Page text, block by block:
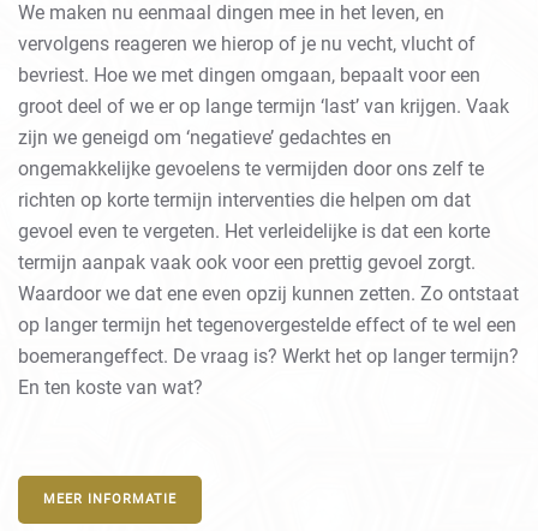
We maken nu eenmaal dingen mee in het leven, en
vervolgens reageren we hierop of je nu vecht, vlucht of
bevriest. Hoe we met dingen omgaan, bepaalt voor een
groot deel of we er op lange termijn ‘last’ van krijgen. Vaak
zijn we geneigd om ‘negatieve’ gedachtes en
ongemakkelijke gevoelens te vermijden door ons zelf te
richten op korte termijn interventies die helpen om dat
gevoel even te vergeten. Het verleidelijke is dat een korte
termijn aanpak vaak ook voor een prettig gevoel zorgt.
Waardoor we dat ene even opzij kunnen zetten. Zo ontstaat
op langer termijn het tegenovergestelde effect of te wel een
boemerangeffect. De vraag is? Werkt het op langer termijn?
En ten koste van wat?
MEER INFORMATIE